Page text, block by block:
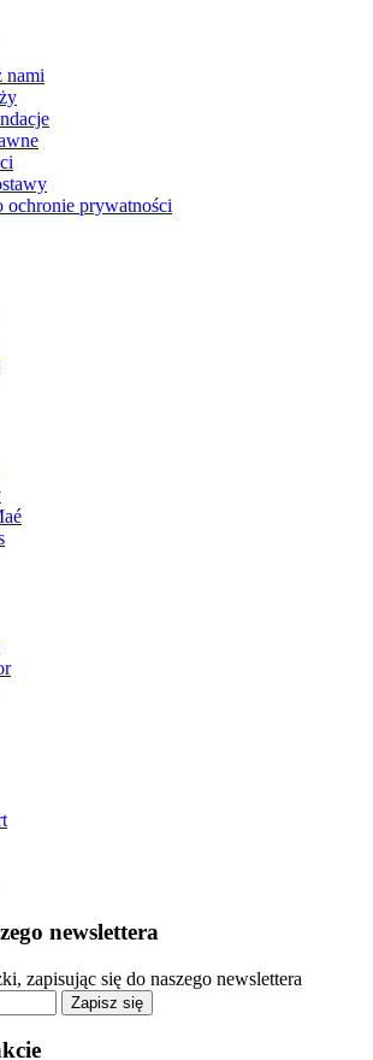
nami
ochronie prywatności
newslettera
zapisując się do naszego newslettera
Zapisz się